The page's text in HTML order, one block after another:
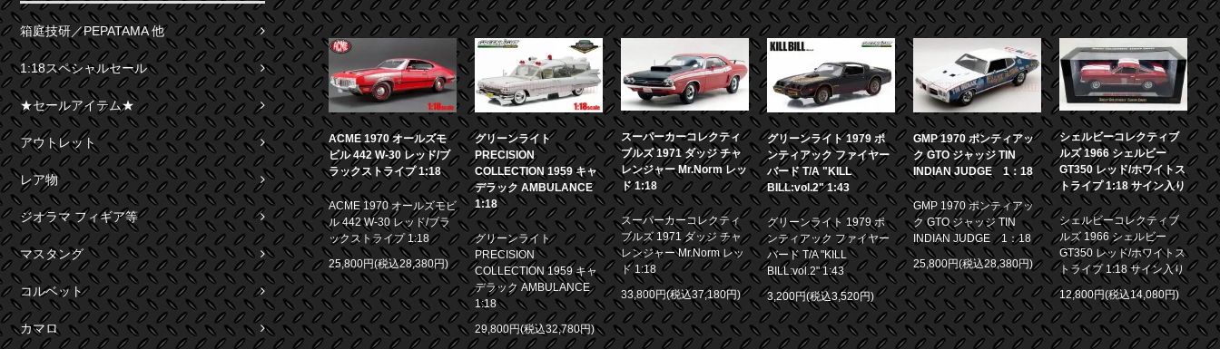
箱庭技研／PEPATAMA 他
1:18スペシャルセール
★セールアイテム★
アウトレット
レア物
ジオラマ フィギア等
マスタング
コルベット
カマロ
ACME 1970 オールズモ
ビル 442 W-30 レッド/ブ
ラックストライプ 1:18
ACME 1970 オールズモビ
ル 442 W-30 レッド/ブラ
ックストライプ 1:18
25,800円(税込28,380円)
グリーンライト
PRECISION
COLLECTION 1959 キャ
デラック AMBULANCE
1:18
グリーンライト
PRECISION
COLLECTION 1959 キャ
デラック AMBULANCE
1:18
29,800円(税込32,780円)
スーパーカーコレクティ
ブルズ 1971 ダッジ チャ
レンジャー Mr.Norm レッ
ド 1:18
スーパーカーコレクティ
ブルズ 1971 ダッジ チャ
レンジャー Mr.Norm レッ
ド 1:18
33,800円(税込37,180円)
グリーンライト 1979 ポ
ンティアック ファイヤー
バード T/A "KILL
BILL:vol.2" 1:43
グリーンライト 1979 ポ
ンティアック ファイヤー
バード T/A "KILL
BILL:vol.2" 1:43
3,200円(税込3,520円)
GMP 1970 ポンティアッ
ク GTO ジャッジ TIN
INDIAN JUDGE 1：18
GMP 1970 ポンティアッ
ク GTO ジャッジ TIN
INDIAN JUDGE 1：18
25,800円(税込28,380円)
シェルビーコレクティブ
ルズ 1966 シェルビー
GT350 レッド/ホワイトス
トライプ 1:18 サイン入り
シェルビーコレクティブ
ルズ 1966 シェルビー
GT350 レッド/ホワイトス
トライプ 1:18 サイン入り
12,800円(税込14,080円)